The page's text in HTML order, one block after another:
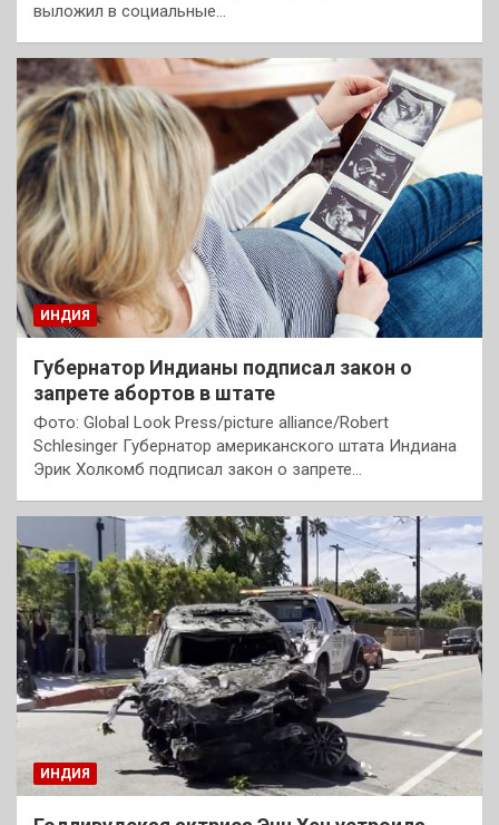
выложил в социальные…
ИНДИЯ
Губернатор Индианы подписал закон о
запрете абортов в штате
Фото: Global Look Press/picture alliance/Robert
Schlesinger Губернатор американского штата Индиана
Эрик Холкомб подписал закон о запрете…
ИНДИЯ